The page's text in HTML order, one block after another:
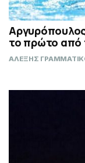
το πρώτο από
ΑΛΕΞΗΣ